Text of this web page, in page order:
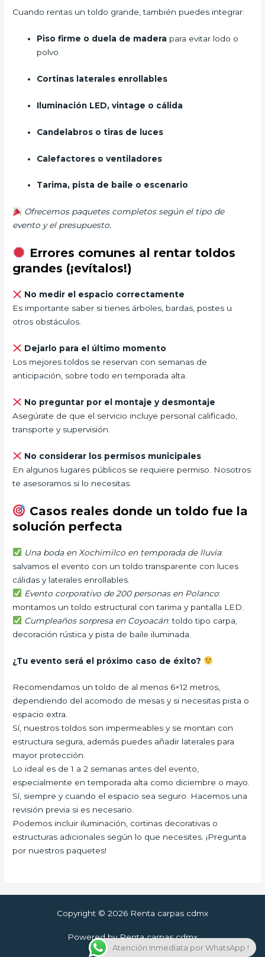
Cuando rentas un toldo grande, también puedes integrar:
Piso firme o duela de madera para evitar lodo o
polvo
Cortinas laterales enrollables
Iluminación LED, vintage o cálida
Candelabros o tiras de luces
Calefactores o ventiladores
Tarima, pista de baile o escenario
Ofrecemos paquetes completos según el tipo de
evento y el presupuesto.
Errores comunes al rentar toldos
grandes (¡evítalos!)
No medir el espacio correctamente
Es importante saber si tienes árboles, bardas, postes u
otros obstáculos.
Dejarlo para el último momento
Los mejores toldos se reservan con semanas de
anticipación, sobre todo en temporada alta.
No preguntar por el montaje y desmontaje
Asegúrate de que el servicio incluye personal calificado,
transporte y supervisión.
No considerar los permisos municipales
En algunos lugares públicos se requiere permiso. Nosotros
te asesoramos si lo necesitas.
Casos reales donde un toldo fue la
solución perfecta
Una boda en Xochimilco en temporada de lluvia:
salvamos el evento con un toldo transparente con luces
cálidas y laterales enrollables.
Evento corporativo de 200 personas en Polanco:
montamos un toldo estructural con tarima y pantalla LED.
Cumpleaños sorpresa en Coyoacán: toldo tipo carpa,
decoración rústica y pista de baile iluminada.
¿Tu evento será el próximo caso de éxito?
Recomendamos un toldo de al menos 6×12 metros,
dependiendo del acomodo de mesas y si necesitas pista o
espacio extra.
Sí, nuestros toldos son impermeables y se montan con
estructura segura, además puedes añadir laterales para
mayor protección.
Lo ideal es de 1 a 2 semanas antes del evento,
especialmente en temporada alta como diciembre o mayo.
Sí, siempre y cuando el espacio sea seguro. Hacemos una
revisión previa si es necesario.
Podemos incluir iluminación, cortinas decorativas o
estructuras adicionales según lo que necesites. ¡Pregunta
por nuestros paquetes!
Copyright © 2026 Renta carpas cdmx
Powered by Renta carpas cdmx
Atención Inmediata por WhatsApp !